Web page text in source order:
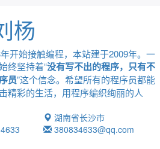
杨
开始接触编程，本站建于2009年。一
终坚持着“没有写不出的程序，只有不
员”这个信念。希望所有的程序员都能
精彩的生活，用程序编织绚丽的人
湖南省长沙市
380834633@qq.com